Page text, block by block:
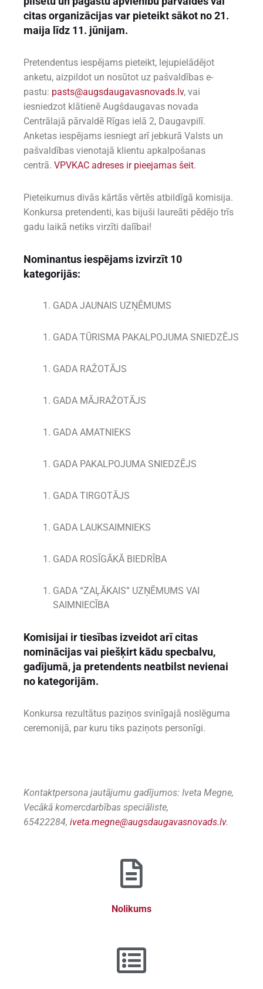
citas organizācijas var pieteikt sākot no 21.
maija līdz 11. jūnijam.
Pretendentus iespējams pieteikt, lejupielādējot
anketu, aizpildot un nosūtot uz pašvaldības e-
pastu: pasts@augsdaugavasnovads.lv, vai
iesniedzot klātienē Augšdaugavas novada
Centrālajā pārvaldē Rīgas ielā 2, Daugavpilī.
Anketas iespējams iesniegt arī jebkurā Valsts un
pašvaldības vienotajā klientu apkalpošanas
centrā. VPVKAC adreses ir pieejamas šeit.
Pieteikumus divās kārtās vērtēs atbildīgā komisija.
Konkursa pretendenti, kas bijuši laureāti pēdējo trīs
gadu laikā netiks virzīti dalībai!
Nominantus iespējams izvirzīt 10
kategorijās:
GADA JAUNAIS UZŅĒMUMS
GADA TŪRISMA PAKALPOJUMA SNIEDZĒJS
GADA RAŽOTĀJS
GADA MĀJRAŽOTĀJS
GADA AMATNIEKS
GADA PAKALPOJUMA SNIEDZĒJS
GADA TIRGOTĀJS
GADA LAUKSAIMNIEKS
GADA ROSĪGĀKĀ BIEDRĪBA
GADA “ZAĻĀKAIS” UZŅĒMUMS VAI
SAIMNIECĪBA
Komisijai ir tiesības izveidot arī citas
nominācijas vai piešķirt kādu specbalvu,
gadījumā, ja pretendents neatbilst nevienai
no kategorijām.
Konkursa rezultātus paziņos svinīgajā noslēguma
ceremonijā, par kuru tiks paziņots personīgi.
Kontaktpersona jautājumu gadījumos: Iveta Megne,
Vecākā komercdarbības speciāliste,
65422284, iveta.megne@augsdaugavasnovads.lv.
Nolikums